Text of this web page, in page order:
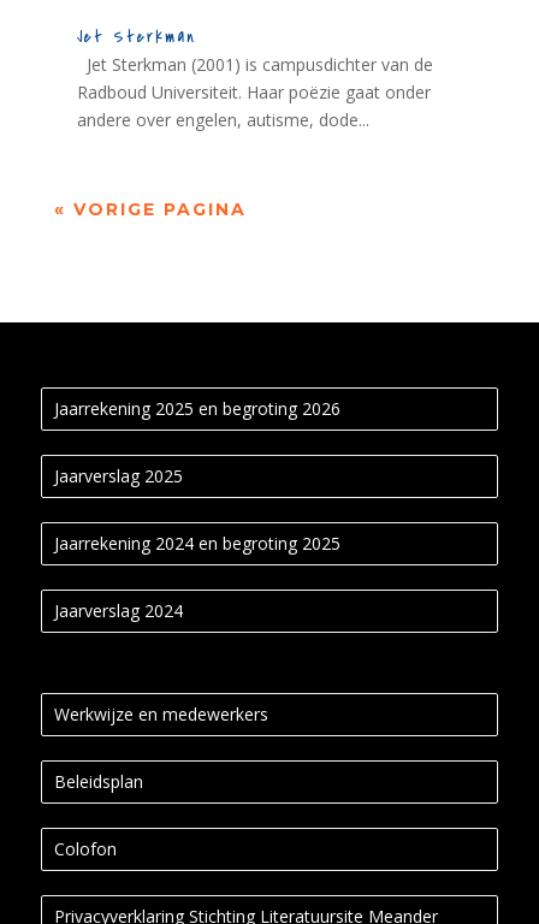
Jet Sterkman
Jet Sterkman (2001) is campusdichter van de
Radboud Universiteit. Haar poëzie gaat onder
andere over engelen, autisme, dode...
« VORIGE PAGINA
Jaarrekening 2025 en begroting 2026
Jaarverslag 2025
Jaarrekening 2024 en begroting 2025
Jaarverslag 2024
Werkwijze en medewerkers
Beleidsplan
Colofon
Privacyverklaring Stichting Literatuursite Meander